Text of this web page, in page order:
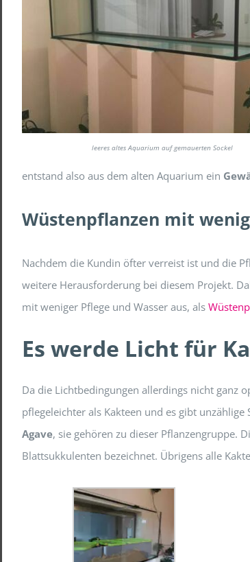
leeres altes Aquarium auf gemauerten Sockel
entstand also aus dem alten Aquarium ein
Wüstenpflanzen mit
Nachdem die Kundin öfter verreist ist und die
weitere Herausforderung bei diesem Projekt.
mit weniger Pflege und Wasser aus, als
Es werde Licht für
Da die Lichtbedingungen allerdings nicht ganz
pflegeleichter als Kakteen und es gibt
Agave, sie gehören zu dieser Pflanzengruppe.
Blattsukkulenten bezeichnet. Übrigens alle